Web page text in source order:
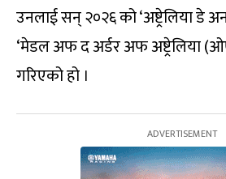
उनलाई सन् २०२६ को ‘अष्ट्रेलिया डे
‘मेडल अफ द अर्डर अफ अष्ट्रेलिया
गरिएको हो ।